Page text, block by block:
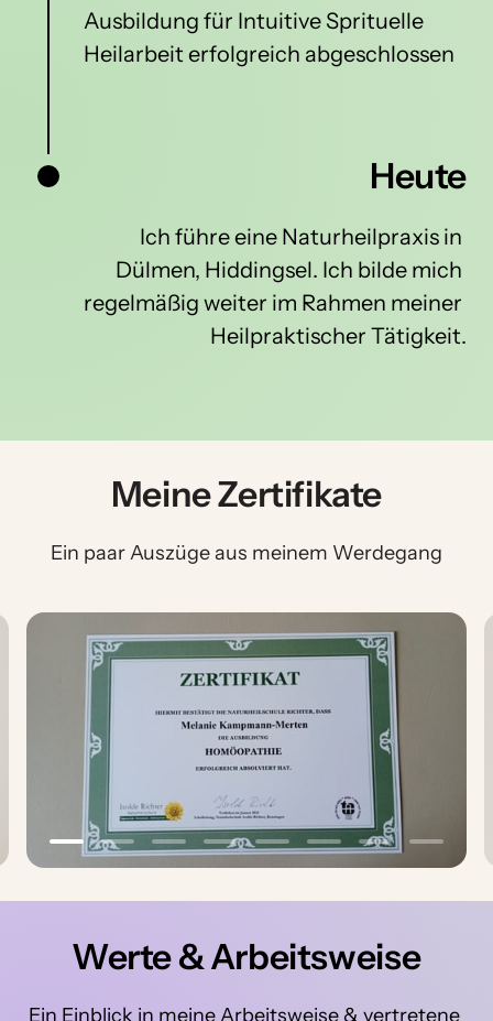
Ausbildung für Intuitive Sprituelle
Heilarbeit erfolgreich abgeschlossen
Heute
Ich führe eine Naturheilpraxis
Dülmen, Hiddingsel. Ich bilde mich
regelmäßig weiter im Rahmen meiner
Heilpraktischer Tätigkeit.
Meine Zertifikate
Ein paar Auszüge aus meinem Werdegang
Slide 1 of 8
Werte & Arbeitsweise
Ein Einblick in meine Arbeitsweise &